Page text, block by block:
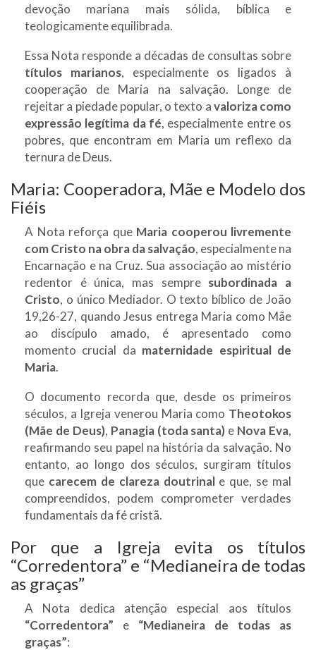
devoção mariana mais sólida, bíblica e
teologicamente equilibrada.
Essa Nota responde a décadas de consultas sobre
títulos marianos, especialmente os ligados à
cooperação de Maria na salvação. Longe de
rejeitar a piedade popular, o texto avaloriza como
expressão legítima da fé, especialmente entre os
pobres, que encontram em Maria um reflexo da
ternura de Deus.
Maria: Cooperadora, Mãe e Modelo dos
Fiéis
A Nota reforça que Maria cooperou livremente
com Cristo na obra da salvação, especialmente na
Encarnação e na Cruz. Sua associação ao mistério
redentor é única, mas sempre subordinada a
Cristo, o único Mediador. O texto bíblico de João
19,26-27, quando Jesus entrega Maria como Mãe
ao discípulo amado, é apresentado como
momento crucial da maternidade espiritual de
Maria.
O documento recorda que, desde os primeiros
séculos, a Igreja venerou Maria como Theotokos
(Mãe de Deus), Panagia (toda santa) e Nova Eva,
reafirmando seu papel na história da salvação. No
entanto, ao longo dos séculos, surgiram títulos
que carecem de clareza doutrinale que, se mal
compreendidos, podem comprometer verdades
fundamentais da fé cristã.
Por que a Igreja evita os títulos
“Corredentora” e “Medianeira de todas
as graças”
A Nota dedica atenção especial aos títulos
“Corredentora” e “Medianeira de todas as
graças”: